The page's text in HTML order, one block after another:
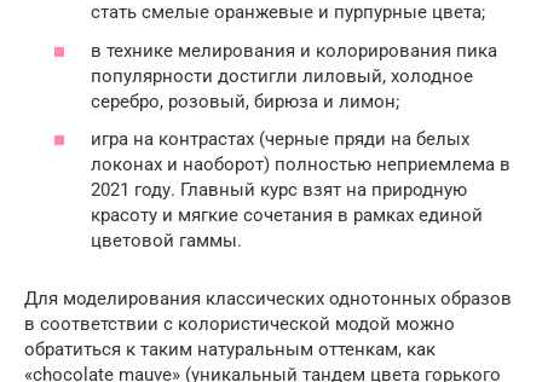
стать смелые оранжевые и пурпурные цвета;
в технике мелирования и колорирования пика
популярности достигли лиловый, холодное
серебро, розовый, бирюза и лимон;
игра на контрастах (черные пряди на белых
локонах и наоборот) полностью неприемлема в
2021 году. Главный курс взят на природную
красоту и мягкие сочетания в рамках единой
цветовой гаммы.
Для моделирования классических однотонных образов
в соответствии с колористической модой можно
обратиться к таким натуральным оттенкам, как
«chocolate mauve» (уникальный тандем цвета горького